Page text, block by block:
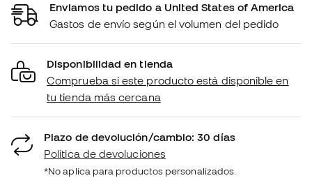
Enviamos tu pedido a United States of America
Gastos de envío según el volumen del pedido
Disponibilidad en tienda
Comprueba si este producto está disponible en
tu tienda más cercana
Plazo de devolución/cambio: 30 días
Política de devoluciones
*No aplica para productos personalizados.